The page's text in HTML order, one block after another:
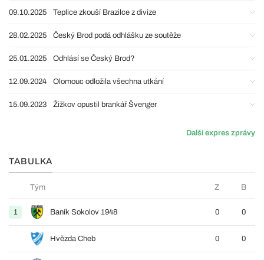
09.10.2025 Teplice zkouší Brazilce z divize
28.02.2025 Český Brod podá odhlášku ze soutěže
25.01.2025 Odhlásí se Český Brod?
12.09.2024 Olomouc odložila všechna utkání
15.09.2023 Žižkov opustil brankář Švenger
Další expres zprávy
TABULKA
Tým Z B
1 Baník Sokolov 1948 0 0
Hvězda Cheb 0 0